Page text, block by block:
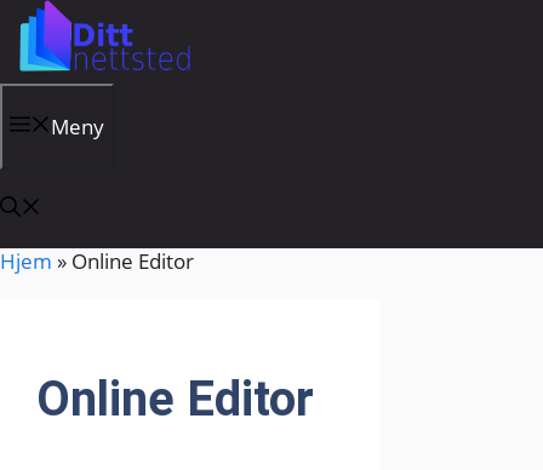
Hopp
innhold
Meny
Hjem » Online Editor
Online Editor